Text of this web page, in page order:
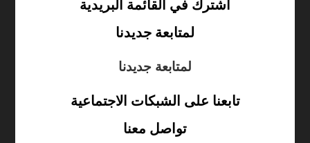
اشترك في القائمة البريدية
لمتابعة جديدنا
لمتابعة جديدنا
تابعنا على الشبكات الاجتماعية
تواصل معنا